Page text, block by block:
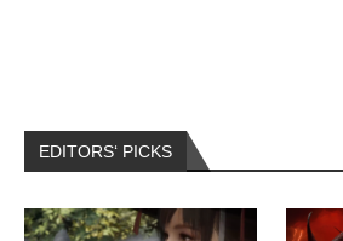
EDITORS‘ PICKS